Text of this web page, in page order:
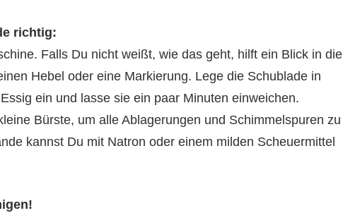
richtig:
Falls Du nicht weißt, wie das geht, hilft ein Blick in die
Hebel oder eine Markierung. Lege die Schublade in
ein und lasse sie ein paar Minuten einweichen.
Bürste, um alle Ablagerungen und Schimmelspuren zu
kannst Du mit Natron oder einem milden Scheuermittel